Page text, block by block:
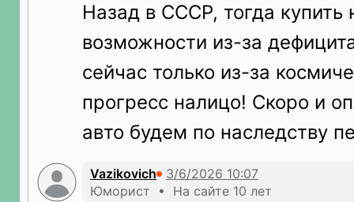
Назад в СССР, тогда купить
возможности из-за
сейчас только из-за
прогресс налицо! Скоро и
авто будем по наследству
Vazikovich
Юморист • На сайте 10 лет